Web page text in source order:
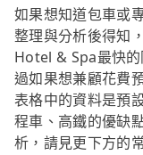
如果想知道包車或
整理與分析後得知
Hotel & Spa最快
過如果想兼顧花費
表格中的資料是預
程車、高鐵的優缺
析，請見更下方的